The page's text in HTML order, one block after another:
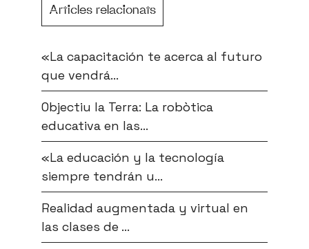
Articles relacionats
«La capacitación te acerca al futuro
que vendrá...
Objectiu la Terra: La robòtica
educativa en las...
«La educación y la tecnología
siempre tendrán u...
Realidad augmentada y virtual en
las clases de ...